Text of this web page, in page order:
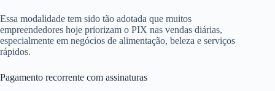
Essa modalidade tem sido tão adotada que muitos
empreendedores hoje priorizam o PIX nas vendas diárias,
especialmente em negócios de alimentação, beleza e serviços
rápidos.
Pagamento recorrente com assinaturas